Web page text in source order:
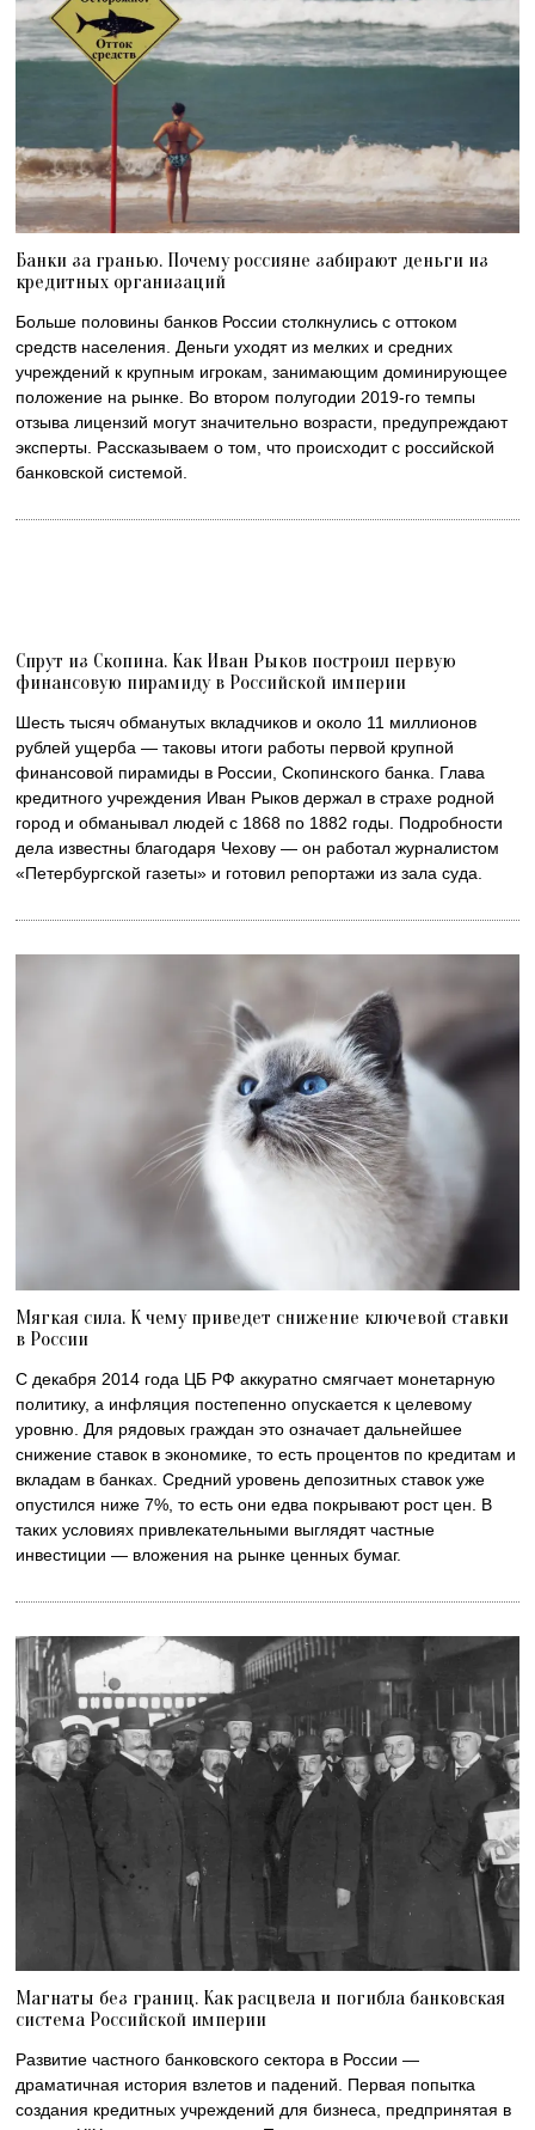
Банки за гранью. Почему россияне забирают деньги из
кредитных организаций
Больше половины банков России столкнулись с оттоком
средств населения. Деньги уходят из мелких и средних
учреждений к крупным игрокам, занимающим доминирующее
положение на рынке. Во втором полугодии 2019-го темпы
отзыва лицензий могут значительно возрасти, предупреждают
эксперты. Рассказываем о том, что происходит с российской
банковской системой.
Спрут из Скопина. Как Иван Рыков построил первую
финансовую пирамиду в Российской империи
Шесть тысяч обманутых вкладчиков и около 11 миллионов
рублей ущерба — таковы итоги работы первой крупной
финансовой пирамиды в России, Скопинского банка. Глава
кредитного учреждения Иван Рыков держал в страхе родной
город и обманывал людей с 1868 по 1882 годы. Подробности
дела известны благодаря Чехову — он работал журналистом
«Петербургской газеты» и готовил репортажи из зала суда.
Мягкая сила. К чему приведет снижение ключевой ставки
в России
С декабря 2014 года ЦБ РФ аккуратно смягчает монетарную
политику, а инфляция постепенно опускается к целевому
уровню. Для рядовых граждан это означает дальнейшее
снижение ставок в экономике, то есть процентов по кредитам и
вкладам в банках. Средний уровень депозитных ставок уже
опустился ниже 7%, то есть они едва покрывают рост цен. В
таких условиях привлекательными выглядят частные
инвестиции — вложения на рынке ценных бумаг.
Магнаты без границ. Как расцвела и погибла банковская
система Российской империи
Развитие частного банковского сектора в России —
драматичная история взлетов и падений. Первая попытка
создания кредитных учреждений для бизнеса, предпринятая в